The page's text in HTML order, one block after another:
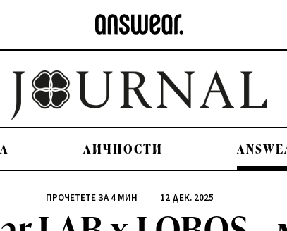
ЛИЧНОСТИ
ПРОЧЕТЕТЕ ЗА4 МИН 12 ДЕК. 2025